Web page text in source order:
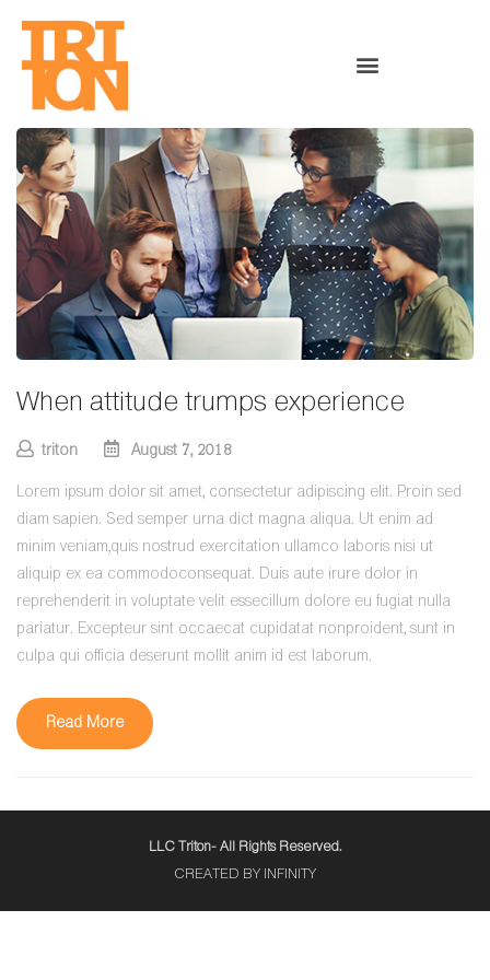
When attitude trumps experience
triton August 7, 2018
Lorem ipsum dolor sit amet, consectetur adipiscing elit. Proin sed
diam sapien. Sed semper urna dict magna aliqua. Ut enim ad
minim veniam,quis nostrud exercitation ullamco laboris nisi ut
aliquip ex ea commodoconsequat. Duis aute irure dolor in
reprehenderit in voluptate velit essecillum dolore eu fugiat nulla
pariatur. Excepteur sint occaecat cupidatat nonproident, sunt in
culpa qui officia deserunt mollit anim id est laborum.
Read More
LLC Triton- All Rights Reserved.
CREATED BY INFINITY